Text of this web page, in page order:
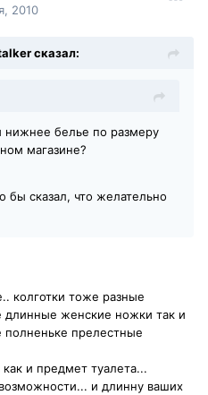
2010
сказал:
нижнее белье по размеру
магазине?
бы сказал, что желательно
колготки тоже разные
длинные женские ножки так и
полненьке прелестные
и предмет туалета...
и длинну ваших